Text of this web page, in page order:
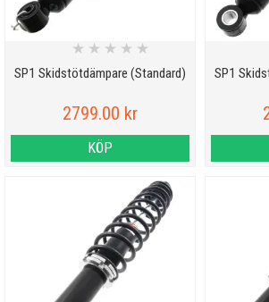
SP1 Skidstötdämpare (Standard)
★ ★ ★ ★ ★
2799.00 kr
KÖP
SP1